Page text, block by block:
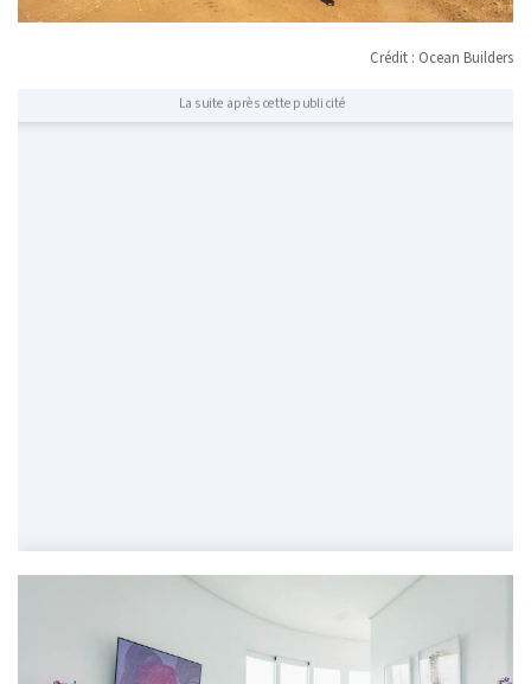
Crédit : Ocean Builders
La suite après cette publicité